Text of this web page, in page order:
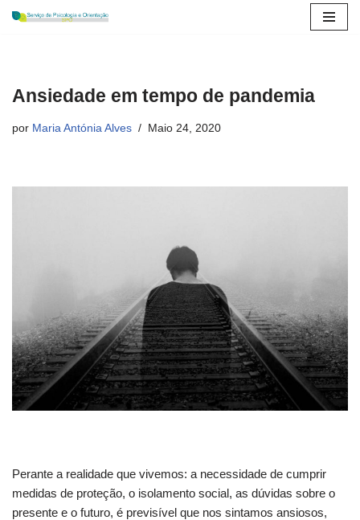
conteúdo
Ansiedade em tempo de pandemia
por Maria Antónia Alves Maio 24, 2020
Perante a realidade que vivemos: a necessidade de cumprir
medidas de proteção, o isolamento social, as dúvidas sobre o
presente e o futuro, é previsível que nos sintamos ansiosos,